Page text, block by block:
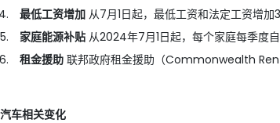
最低工资增加 从7月1日起，最低工资和法定工资增加
家庭能源补贴 从2024年7月1日起，每个家庭每季度
租金援助 联邦政府租金援助（Commonwealth
汽车相关变化